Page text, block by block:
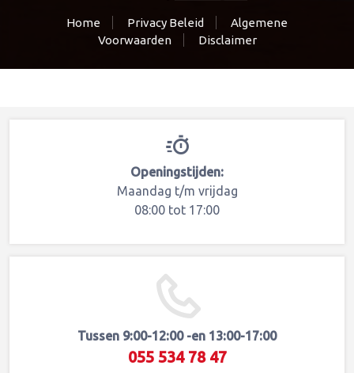
EPS-Stuurbekrachtigings ECU
Infodisplay
Kachelbedieningspaneel
Lader-Omvormer
Lader-Omvormer
Motor ECU
Navigatietoestel
Home Privacy Beleid
Algemene
Voorwaarden
Disclaimer
Openingstijden:
Maandag t/m vrijdag
08:00 tot 17:00
Tussen 9:00-12:00 -en 13:00-17:00
055 534 78 47